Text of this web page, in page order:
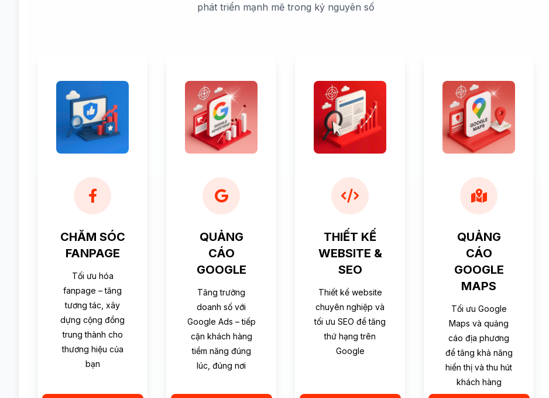
phát triển mạnh mẽ trong kỷ nguyên số
CHĂM SÓC
FANPAGE
Tối ưu hóa
fanpage – tăng
tương tác, xây
dựng cộng đồng
trung thành cho
thương hiệu của
bạn
QUẢNG
CÁO
GOOGLE
Tăng trưởng
doanh số với
Google Ads – tiếp
cận khách hàng
tiềm năng đúng
lúc, đúng nơi
THIẾT KẾ
WEBSITE &
SEO
Thiết kế website
chuyên nghiệp và
tối ưu SEO để tăng
thứ hạng trên
Google
QUẢNG
CÁO
GOOGLE
MAPS
Tối ưu Google
Maps và quảng
cáo địa phương
để tăng khả năng
hiển thị và thu hút
khách hàng